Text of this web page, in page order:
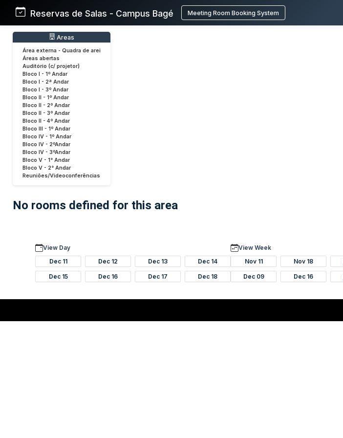
Reservas de Salas - Campus Bagé Meeting Room Booking System
Areas
Área externa - Quadra de arei
Áreas abertas
Auditório (c/ projetor)
Bloco I - 1º Andar
Bloco I - 2ª Andar
Bloco I - 3º Andar
Bloco II - 1º Andar
Bloco II - 2º Andar
Bloco II - 3º Andar
Bloco II - 4º Andar
Bloco III - 1º Andar
Bloco IV - 1º Andar
Bloco IV - 2ºAndar
Bloco IV - 3ºAndar
Bloco V - 1° Andar
Bloco V - 2° Andar
Reuniões/Videoconferências
No rooms defined for this area
View Day
Dec 11
Dec 12 Dec 13 Dec 14
Dec 15 Dec 16 Dec 17 Dec 18
View Week
Nov 11
Nov 18
Dec 09 Dec 16